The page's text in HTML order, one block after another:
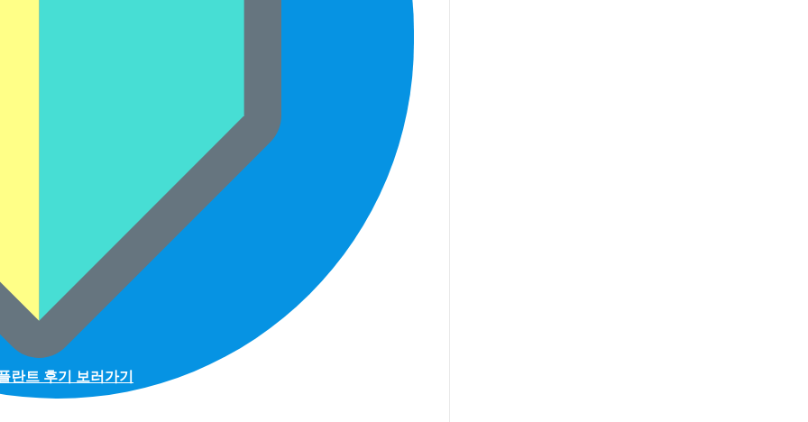
란트 후기 보러가기